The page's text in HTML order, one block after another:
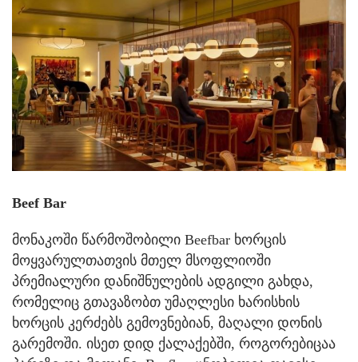
Beef Bar
მონაკოში წარმოშობილი Beefbar ხორცის
მოყვარულთათვის მთელ მსოფლიოში
პრემიალური დანიშნულების ადგილი გახდა,
რომელიც გთავაზობთ უმაღლესი ხარისხის
ხორცის კერძებს გემოვნებიან, მაღალი დონის
გარემოში. ისეთ დიდ ქალაქებში, როგორებიცაა